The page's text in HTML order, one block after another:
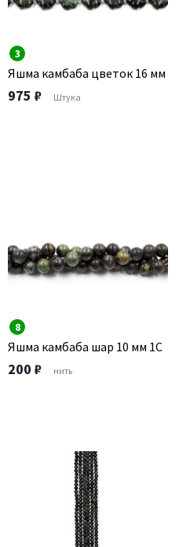
3
Яшма камбаба цветок 16 мм
975 ₽ Штука
8
Яшма камбаба шар 10 мм 1С
200 ₽ нить